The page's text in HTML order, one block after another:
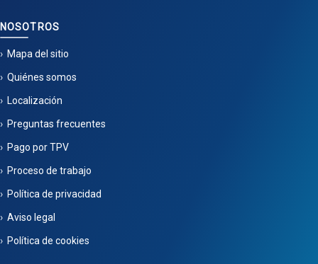
NOSOTROS
Mapa del sitio
Quiénes somos
Localización
Preguntas frecuentes
Pago por TPV
Proceso de trabajo
Política de privacidad
Aviso legal
Política de cookies